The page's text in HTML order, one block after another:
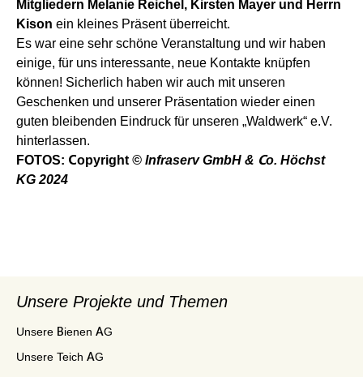
Mitgliedern Melanie Reichel, Kirsten Mayer und Herrn
Kison ein kleines Präsent überreicht.
Es war eine sehr schöne Veranstaltung und wir haben
einige, für uns interessante, neue Kontakte knüpfen
können! Sicherlich haben wir auch mit unseren
Geschenken und unserer Präsentation wieder einen
guten bleibenden Eindruck für unseren „Waldwerk“ e.V.
hinterlassen.
FOTOS: Copyright © Infraserv GmbH & Co. Höchst
KG 2024
Unsere Projekte und Themen
Unsere Bienen AG
Unsere Teich AG